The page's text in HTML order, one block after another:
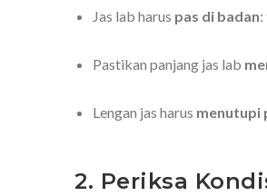
Jas lab harus pas di badan
Pastikan panjang jas lab
Lengan jas harus menutupi
2. Periksa